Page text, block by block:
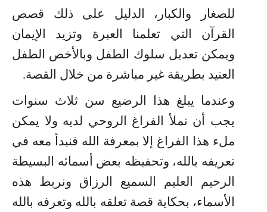
للصغار والكبار، الدليل على ذلك قصص
القرآن التي تعلمنا العبرة وتزيد الإيمان
ويمكن تعديل سلوك الطفل وبالأخص الطفل
العنيد بطريقة غير مباشرة من خلال القصة.
وعندما يبلغ هذا الرضيع سن ثلاث سنوات
يجب أن نملأ الفراغ الروحي لديه ولا يمكن
ملء هذا الفراغ إلا بمعرفة الله فنبدأ معه في
تعريفه بالله، وتحفيظه بعض أسمائه البسيطة
الرحيم العليم السميع الرزاق ونربط هذه
الأسماء، بحكاية قصة تعلقه بالله وتعرفه بالله